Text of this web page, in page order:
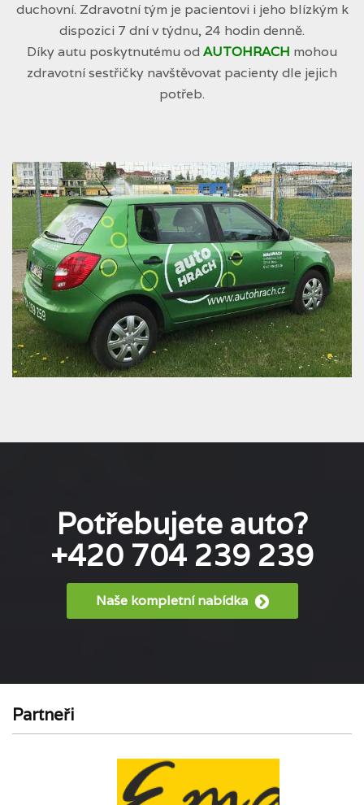
duchovní. Zdravotní tým je pacientovi i jeho blízkým k
dispozici 7 dní v týdnu, 24 hodin denně.
Díky autu poskytnutému od AUTOHRACH mohou
zdravotní sestřičky navštěvovat pacienty dle jejich
potřeb.
Potřebujete auto?
+420 704 239 239
Naše kompletní nabídka
Partneři